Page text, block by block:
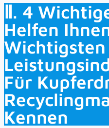
Ⅱ. 4
Helfen
Wichtigsten
Für
Kennen